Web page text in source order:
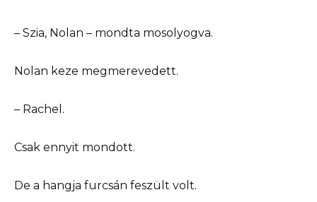
– Szia, Nolan – mondta mosolyogva.
Nolan keze megmerevedett.
– Rachel.
Csak ennyit mondott.
De a hangja furcsán feszült volt.